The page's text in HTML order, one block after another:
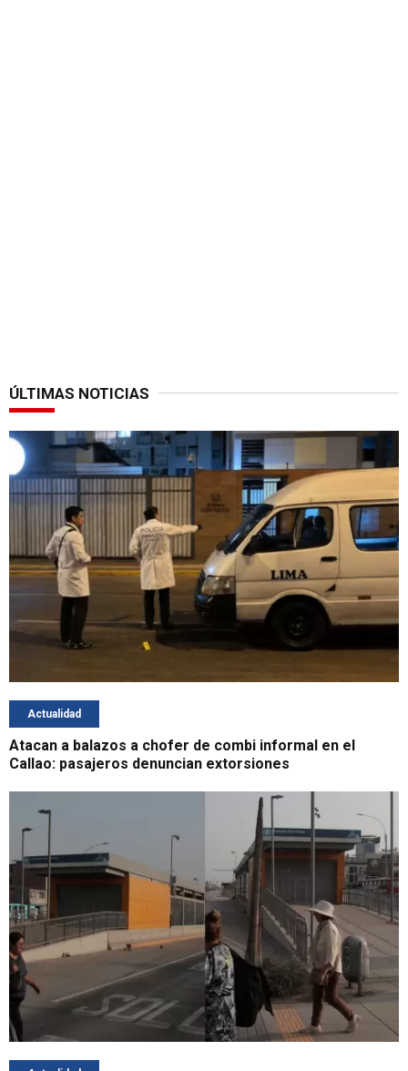
ÚLTIMAS NOTICIAS
Actualidad
Atacan a balazos a chofer de combi informal en el
Callao: pasajeros denuncian extorsiones